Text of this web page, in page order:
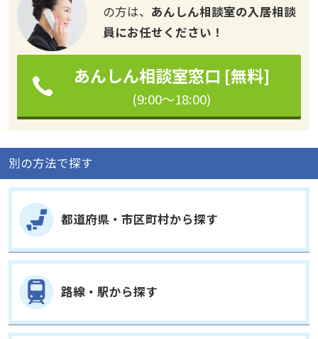
の方は、 あんしん相談室の入居相談
員にお任せください！
あんしん相談室窓口 [無料]
(9:00～18:00)
別の方法で探す
都道府県・市区町村から探す
路線・駅から探す